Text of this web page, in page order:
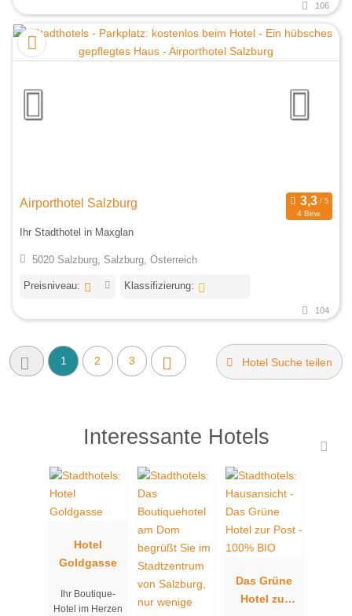
106
Airporthotel Salzburg
4 Bew.
Ihr Stadthotel in Maxglan
5020 Salzburg, Salzburg, Österreich
Preisniveau: Klassifizierung:
104
1 2 3 Hotel Suche teilen
Interessante Hotels
Hotel
Goldgasse
Ihr Boutique-
Hotel im Herzen
Das Grüne
Hotel zur